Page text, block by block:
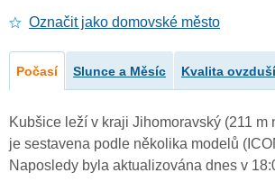
Označit jako domovské město
Počasí Slunce a Měsíc Kvalita ovzduší
Kubšice leží v kraji Jihomoravský (211 m
je sestavena podle několika modelů
Naposledy byla aktualizována dnes v